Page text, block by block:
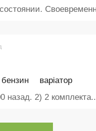
варіатор
назад. 2) 2